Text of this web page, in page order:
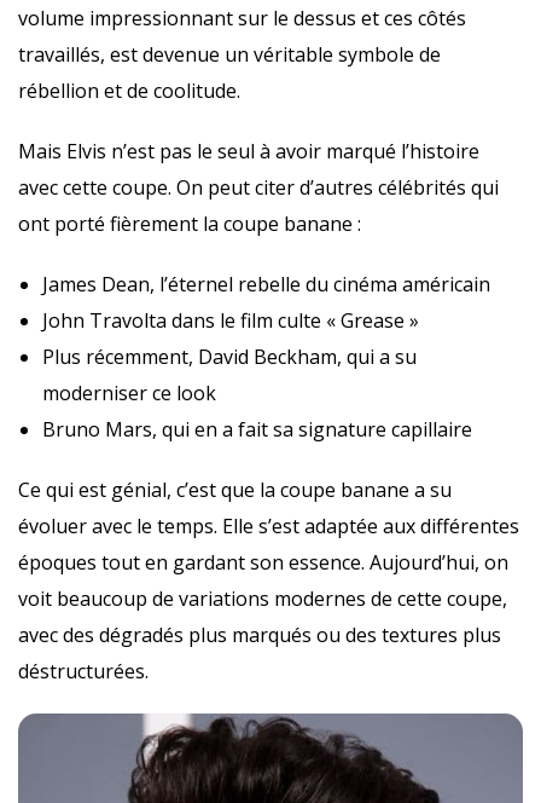
volume impressionnant sur le dessus et ces côtés
travaillés, est devenue un véritable symbole de
rébellion et de coolitude.
Mais Elvis n’est pas le seul à avoir marqué l’histoire
avec cette coupe. On peut citer d’autres célébrités qui
ont porté fièrement la coupe banane :
James Dean, l’éternel rebelle du cinéma américain
John Travolta dans le film culte « Grease »
Plus récemment, David Beckham, qui a su
moderniser ce look
Bruno Mars, qui en a fait sa signature capillaire
Ce qui est génial, c’est que la coupe banane a su
évoluer avec le temps. Elle s’est adaptée aux différentes
époques tout en gardant son essence. Aujourd’hui, on
voit beaucoup de variations modernes de cette coupe,
avec des dégradés plus marqués ou des textures plus
déstructurées.